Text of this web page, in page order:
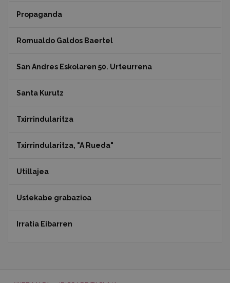
Propaganda
Romualdo Galdos Baertel
San Andres Eskolaren 50. Urteurrena
Santa Kurutz
Txirrindularitza
Txirrindularitza, "A Rueda"
Utillajea
Ustekabe grabazioa
Irratia Eibarren